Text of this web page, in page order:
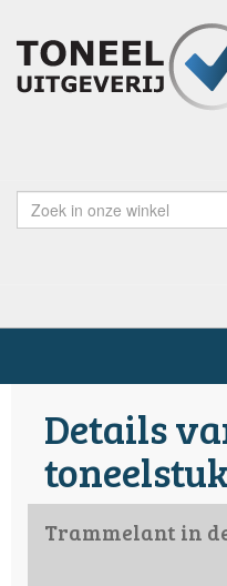
Details
toneelstuk
Trammelant in